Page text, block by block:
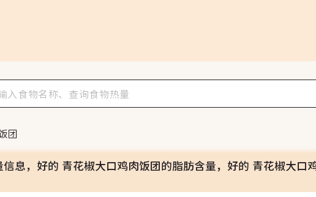
团
息，好的 青花椒大口鸡肉饭团的脂肪含量，好的 青花椒大口